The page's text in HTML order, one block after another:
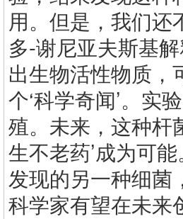
用。但是，我们还
多-谢尼亚夫斯基
出生物活性物质，
个‘科学奇闻’。实
殖。未来，这种杆
生不老药’成为可
发现的另一种细菌
科学家有望在未来